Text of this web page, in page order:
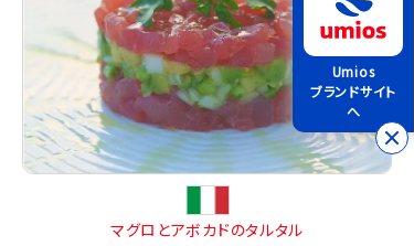
マグロとアボカドのタルタル
Umios
ブランドサイト
へ